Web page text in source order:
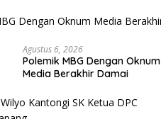
Agustus 6, 2026
Polemik MBG Dengan Oknum
Media Berakhir Damai